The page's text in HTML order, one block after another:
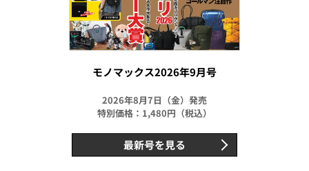
モノマックス2026年9月号
2026年8月7日（金）発売
特別価格：1,480円（税込）
最新号を見る